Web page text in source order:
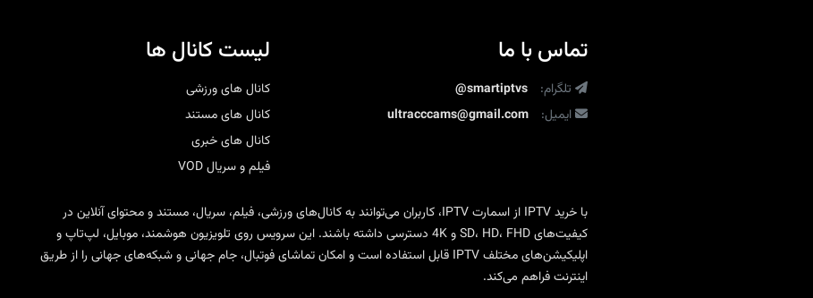
بدون
محدودیت
تماس با ما
تلگرام:
@smartiptvs
ایمیل:
ultracccams@gmail.com
لیست کانال ها
کانال های ورزشی
کانال های مستند
کانال های خبری
فیلم و سریال VOD
با خرید IPTV ازاسمارت IPTV
، کاربران می‌توانند به کانال‌های ورزشی، فیلم، سریال، مستند و محتوای آنلاین در
کیفیت‌های SD، HD، FHD و 4K دسترسی داشته باشند. این سرویس روی تلویزیون هوشمند، موبایل، لپ‌تاپ و
اپلیکیشن‌های مختلف IPTV قابل استفاده است و امکان تماشای فوتبال، جام جهانی و شبکه‌های جهانی را از طریق
اینترنت فراهم می‌کند.